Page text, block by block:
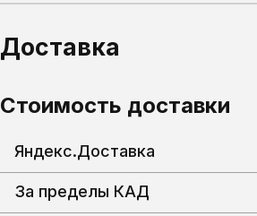
Доставка
Стоимость доставки
Яндекс.Доставка
За пределы КАД